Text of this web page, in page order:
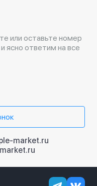
или оставьте номер
ясно ответим на все
market.ru